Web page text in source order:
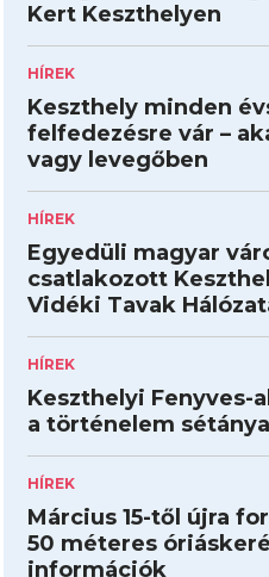
Kert Keszthelyen
HÍREK
Keszthely minden
felfedezésre vár –
vagy levegőben
HÍREK
Egyedüli magyar
csatlakozott
Vidéki Tavak
HÍREK
Keszthelyi Fenyves-
a történelem sétánya
HÍREK
Március 15-től újra
50 méteres
információk